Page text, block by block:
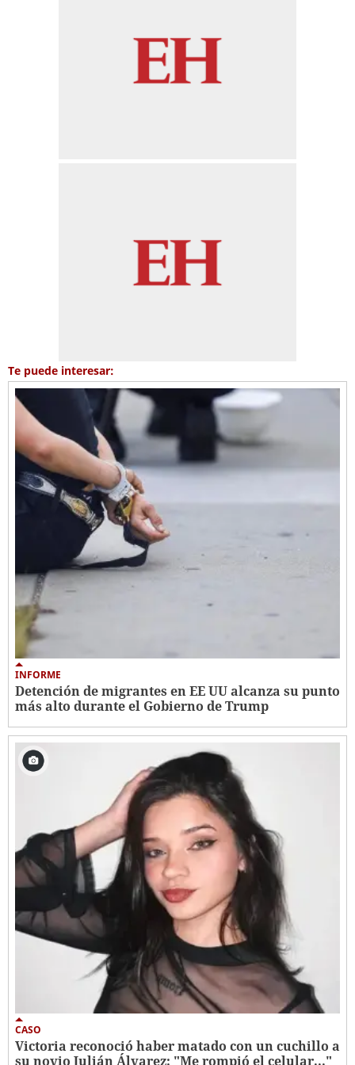
Te puede interesar:
INFORME
Detención de migrantes en EE UU alcanza su punto
más alto durante el Gobierno de Trump
CASO
Victoria reconoció haber matado con un cuchillo a
su novio Julián Álvarez: "Me rompió el celular..."